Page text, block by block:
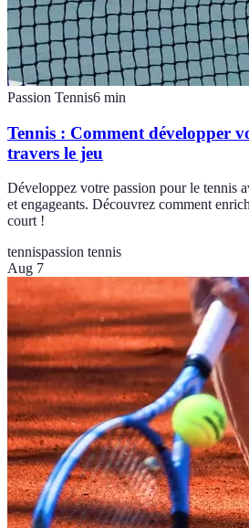
Passion Tennis6 min
Tennis : Comment développer
travers le jeu
Développez votre passion pour le tennis
et engageants. Découvrez comment
court !
tennispassion tennis
Aug 7